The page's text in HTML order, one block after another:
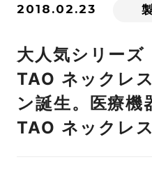
2018.02.23
大人気シリーズ
TAO ネックレ
ン誕生。医療機
TAO ネックレ